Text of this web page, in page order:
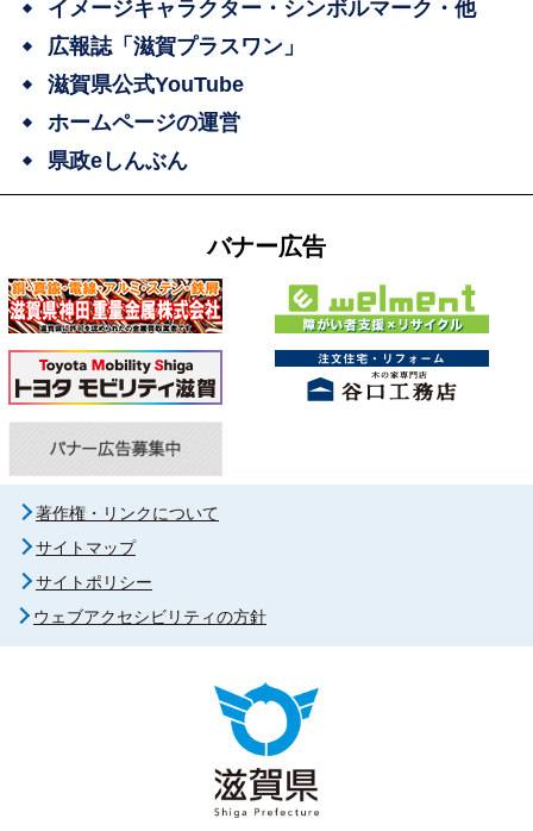
イメージキャラクター・シンボルマーク・他
広報誌「滋賀プラスワン」
滋賀県公式YouTube
ホームページの運営
県政eしんぶん
バナー広告
著作権・リンクについて
サイトマップ
サイトポリシー
ウェブアクセシビリティの方針